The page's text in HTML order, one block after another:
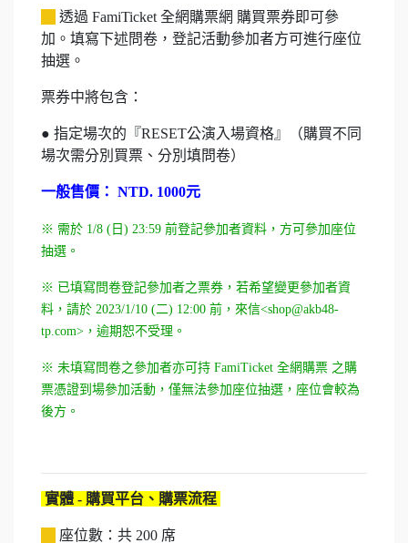
透過 FamiTicket 全網購票網 購買票券即可參
加。填寫下述問卷，登記活動參加者方可進行座位
抽選。
票券中將包含：
● 指定場次的『RESET公演入場資格』（購買不同
場次需分別買票、分別填問卷）
一般售價： NTD. 1000元
※ 需於 1/8 (日) 23:59 前登記參加者資料，方可參加座位
抽選。
※ 已填寫問卷登記參加者之票券，若希望變更參加者資
料，請於 2023/1/10 (二) 12:00 前，來信<shop@akb48-
tp.com>，逾期恕不受理。
※ 未填寫問卷之參加者亦可持 FamiTicket 全網購票 之購
票憑證到場參加活動，僅無法參加座位抽選，座位會較為
後方。
實體 - 購買平台、購票流程
座位數：共 200 席